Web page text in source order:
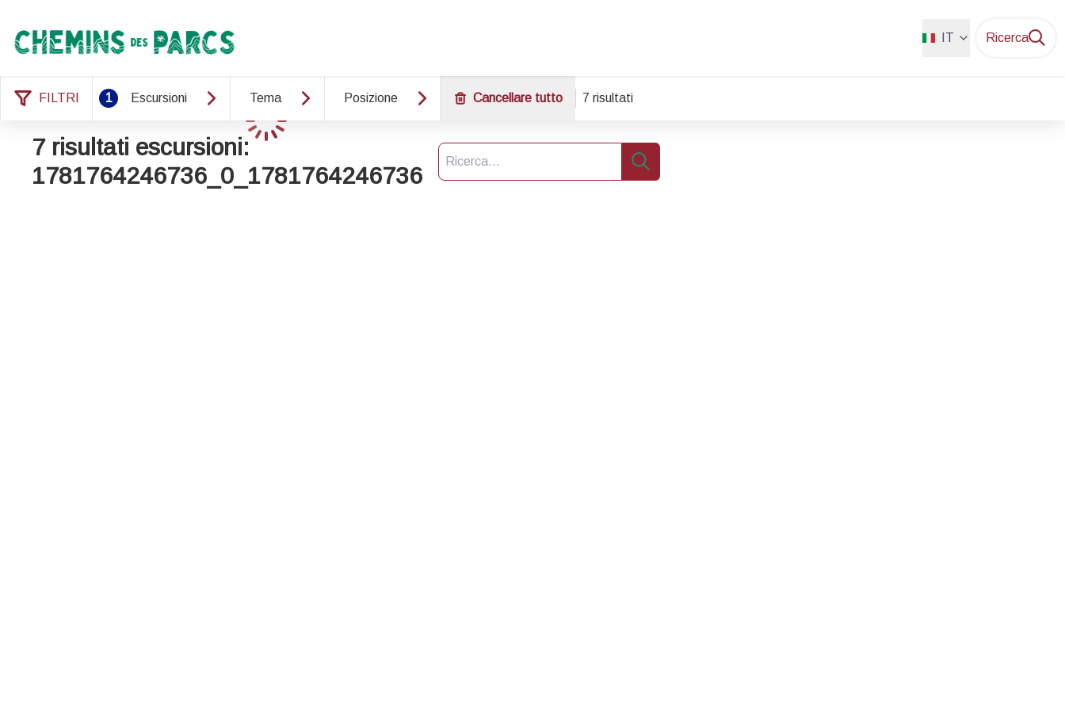
Chemins des Parcs IT Ricerca
FILTRI 1 Escursioni Tema Posizione Cancellare tutto 7 risultati
7 risultati escursioni:
1781764246736_0_1781764246736
Ricerca
Ricerca
Caricamento